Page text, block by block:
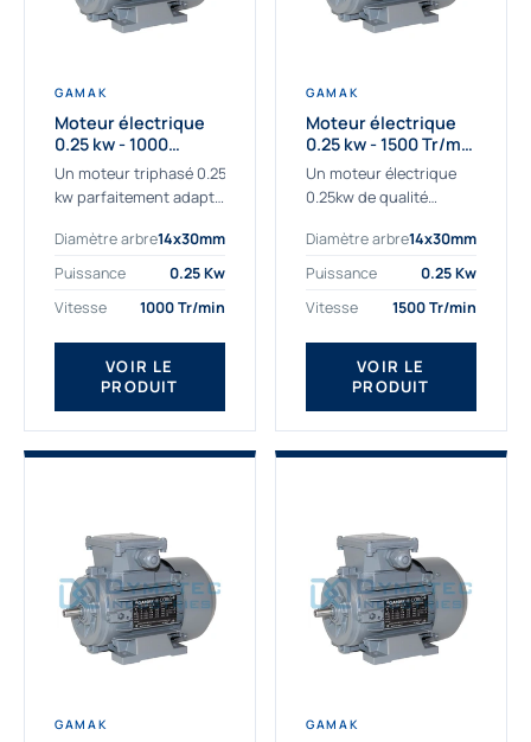
GAMAK
Moteur électrique
0.25 kw - 1000
Tr/min - 230/400V -
IE2
Un moteur triphasé 0.25
kw parfaitement adapté
sévères. Notre
important stock de
permet de livrer
rapidement tous types
de moteurs.
Ce moteur...
Diamètre arbre14x30mm
Puissance
0.25 Kw
Vitesse
1000 Tr/min
VOIR LE
PRODUIT
GAMAK
Moteur électrique
0.25 kw - 1500 Tr/min
- 230/400V - IE2
Un moteur électrique
0.25kw de qualité
professionnels. Notre
gamme de moteurs
sélectionné pour la très
haute...
Diamètre arbre14x30mm
Puissance
0.25 Kw
Vitesse
1500 Tr/min
VOIR LE
PRODUIT
GAMAK GAMAK